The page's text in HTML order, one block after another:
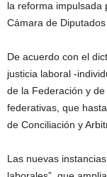
la reforma impulsada
Cámara de
De acuerdo con el
justicia laboral -
de la Federación y
federativas, que
de Conciliación y
Las nuevas